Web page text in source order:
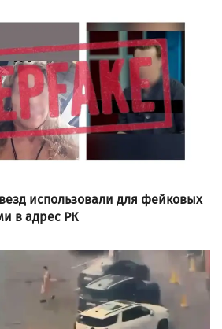
использовали для фейковых
в адрес РК